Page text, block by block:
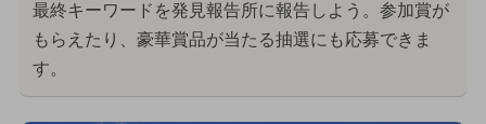
最終キーワードを発見報告所に報告しよう。参加賞が
もらえたり、豪華賞品が当たる抽選にも応募できま
す。